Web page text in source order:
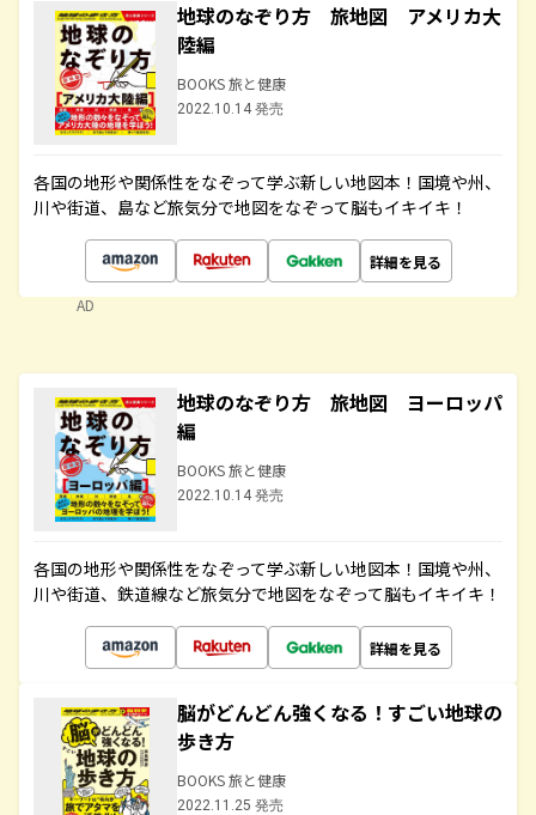
地球のなぞり方 旅地図 アメリカ大
陸編
BOOKS 旅と健康
2022.10.14 発売
各国の地形や関係性をなぞって学ぶ新しい地図本！国境や州、
川や街道、島など旅気分で地図をなぞって脳もイキイキ！
詳細を見る
AD
地球のなぞり方 旅地図 ヨーロッパ
編
BOOKS 旅と健康
2022.10.14 発売
各国の地形や関係性をなぞって学ぶ新しい地図本！国境や州、
川や街道、鉄道線など旅気分で地図をなぞって脳もイキイキ！
詳細を見る
脳がどんどん強くなる！すごい地球の
歩き方
BOOKS 旅と健康
2022.11.25 発売